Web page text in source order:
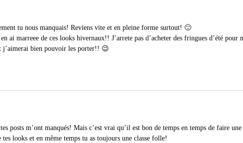
tu nous manquais! Reviens vite et en pleine forme surtout! 🙂
ai marreee de ces looks hivernaux!! J’arrete pas d’acheter des fringues d’été pour
j’aimerai bien pouvoir les porter!! 😉
posts m’ont manqués! Mais c’est vrai qu’il est bon de temps en temps de faire une
looks et en même temps tu as toujours une classe folle!